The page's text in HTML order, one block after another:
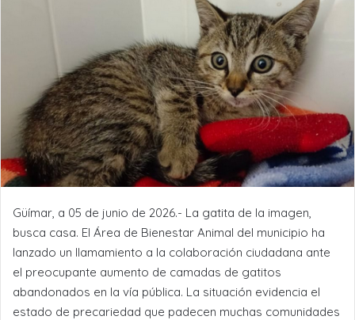
Güímar, a 05 de junio de 2026.- La gatita de la imagen,
busca casa. El Área de Bienestar Animal del municipio ha
lanzado un llamamiento a la colaboración ciudadana ante
el preocupante aumento de camadas de gatitos
abandonados en la vía pública. La situación evidencia el
estado de precariedad que padecen muchas comunidades